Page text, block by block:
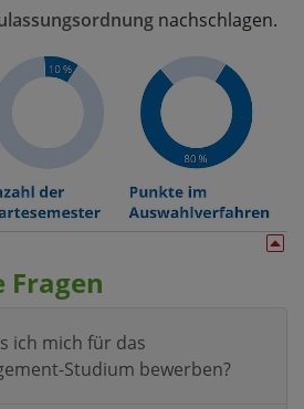
nachschlagen.
Fragen
ich mich für das
Studium bewerben?